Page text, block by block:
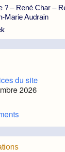
? – René Char –
Marie Audrain
du site
2026